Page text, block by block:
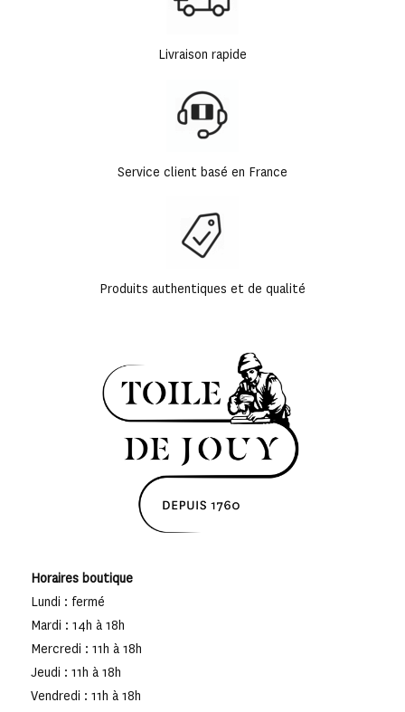
Livraison rapide
Service client basé en France
Produits authentiques et de qualité
Horaires boutique
Lundi : fermé
Mardi : 14h à 18h
Mercredi : 11h à 18h
Jeudi : 11h à 18h
Vendredi : 11h à 18h